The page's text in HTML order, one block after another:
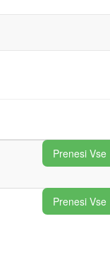
Prenesi Vse
Prenesi Vse